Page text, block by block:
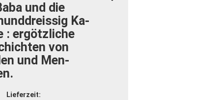
und die
Ka­
: er­götz­li­che
von
und Men­
Lieferzeit: